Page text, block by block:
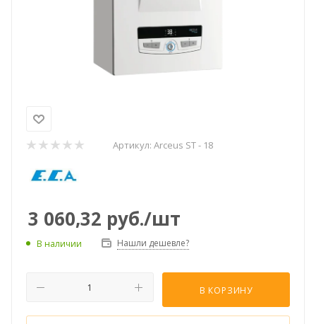
Артикул: Arceus ST - 18
3 060,32 руб./шт
В наличии Нашли дешевле?
В КОРЗИНУ